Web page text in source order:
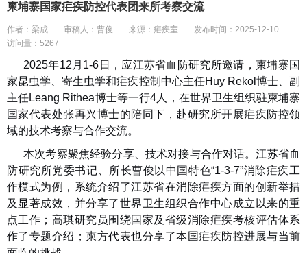
柬埔寨国家疟疾防控代表团来所考察交流
作者：梁成 审稿人：曹俊 来源：疟疾室
发布时间：2025-12-10
访问量：5267
2025年12月1-6日，应江苏省血防研究所邀请，柬埔寨国
家昆虫学、寄生虫学和疟疾控制中心主任Huy Rekol博士、副
主任Leang Rithea博士等一行4人，在世界卫生组织驻柬埔寨
国家代表处张再兴博士的陪同下，赴研究所开展疟疾防控领
域的技术考察与合作交流。
本次考察聚焦经验分享、技术对接与合作对话。江苏省血
防研究所党委书记、所长曹俊以中国特色“1-3-7”消除疟疾工
作模式为例，系统介绍了江苏省在消除疟疾方面的创新举措
及显著成效，并分享了世界卫生组织合作中心成立以来的重
点工作；高琪研究员围绕国家及省级消除疟疾考核评估体系
作了专题介绍；柬方代表也分享了本国疟疾防控进展与当前